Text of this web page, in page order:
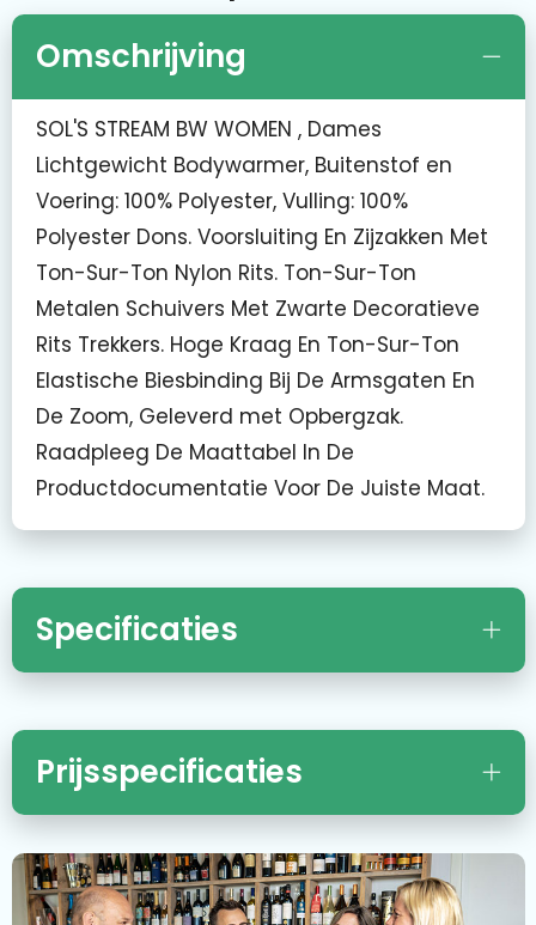
Omschrijving
SOL'S STREAM BW WOMEN , Dames
Lichtgewicht Bodywarmer, Buitenstof en
Voering: 100% Polyester, Vulling: 100%
Polyester Dons. Voorsluiting En Zijzakken Met
Ton-Sur-Ton Nylon Rits. Ton-Sur-Ton
Metalen Schuivers Met Zwarte Decoratieve
Rits Trekkers. Hoge Kraag En Ton-Sur-Ton
Elastische Biesbinding Bij De Armsgaten En
De Zoom, Geleverd met Opbergzak.
Raadpleeg De Maattabel In De
Productdocumentatie Voor De Juiste Maat.
Specificaties
Prijsspecificaties